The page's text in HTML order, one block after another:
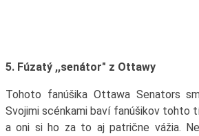
5. Fúzatý ,,senátor" z Ottawy
Tohoto fanúšika Ottawa Senators
Svojimi scénkami baví fanúšikov tohto
a oni si ho za to aj patrične vážia.